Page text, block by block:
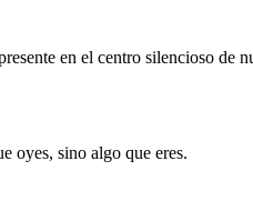
en el centro silencioso de
oyes, sino algo que eres.